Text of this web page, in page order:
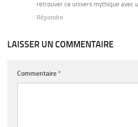
retrouver ce univers mythique avec
Répondre
LAISSER UN COMMENTAIRE
Commentaire*